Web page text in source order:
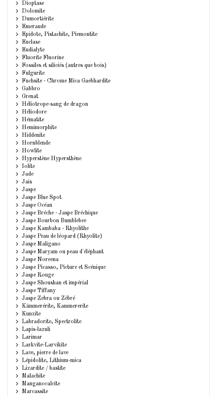
Dioptase
Dolomite
Dumortiérite
Emeraude
Epidote, Pistachite, Piemontite
Euclase
Eudialyte
Fluorite Fluorine
Fossiles et siliciés (autres que bois)
Fulgurite
Fuchsite - Chrome Mica Gaebhardite
Gabbro
Grenat
Héliotrope-sang de dragon
Héliodore
Hématite
Hemimorphite
Hiddenite
Hornblende
Howlite
Hyperstène Hypersthène
Iolite
Jade
Jais
Jaspe
Jaspe Blue Spot
Jaspe Océan
Jaspe Bréche - Jaspe Bréchique
Jaspe Bourbon Bumblebee
Jaspe Kambaba - Rhyolithe
Jaspe Peau de léopard (Rhyolite)
Jaspe Maligano
Jaspe Maryam ou peau d'éléphant
Jaspe Noreena
Jaspe Picasso, Picture et Scénique
Jaspe Rouge
Jaspe Shoushan et impérial
Jaspe Tiffany
Jaspe Zebra ou Zébré
Kämmerérite, Kammererite
Kunzite
Labradorite, Spectrolite
Lapis-lazuli
Larimar
Larkvite-Larvikite
Lave, pierre de lave
Lépidolite, Lithium-mica
Lizardite / bastite
Malachite
Manganocalcite
Marcassite